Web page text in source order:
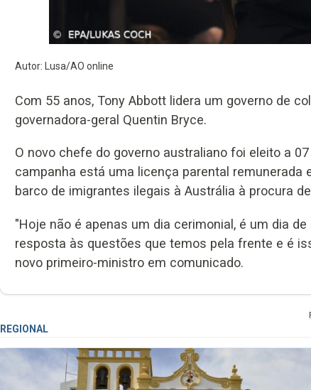
Autor: Lusa/AO online
Com 55 anos, Tony Abbott lidera um governo de
governadora-geral Quentin Bryce.
O novo chefe do governo australiano foi eleito a
campanha está uma licença parental remunerada
barco de imigrantes ilegais à Austrália à procura
"Hoje não é apenas um dia cerimonial, é um dia
resposta às questões que temos pela frente e é
novo primeiro-ministro em comunicado.
REGIONAL